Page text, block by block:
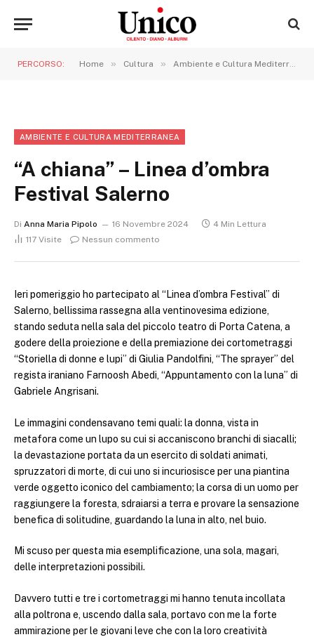
PERCORSO: Home » Cultura » Ambiente e Cultura Mediterranea
AMBIENTE E CULTURA MEDITERRANEA
“A chiana” – Linea d’ombra
Festival Salerno
Di Anna Maria Pipolo 16 Novembre 2024
4 Min Lettura
117 Visite Nessun commento
Ieri pomeriggio ho partecipato al “Linea d’ombra Festival” di
Salerno, bellissima rassegna alla ventinovesima edizione,
stando seduta nella sala del piccolo teatro di Porta Catena, a
godere della proiezione e della premiazione dei cortometraggi
“Storiella di donne e lupi” di Giulia Pandolfini, “The sprayer” del
regista iraniano Farnoosh Abedi, “Appuntamento con la luna” di
Gabriele Angrisani.
Le immagini condensavano temi quali: la donna, vista in
metafora come un lupo su cui si accaniscono branchi di siacalli;
la devastazione portata da un esercito di soldati animati,
spruzzatori di morte, di cui uno si incuriosisce per una piantina
verde oggetto iconico del cambiamento; la corsa di un uomo per
raggiungere la foresta, sdraiarsi a terra e provare la sensazione
benefica di solitudine, guardando la luna in alto, nel buio.
Mi scuso per questa mia esemplificazione, una sola, magari,
delle interpretazioni possibili.
Davvero tutti e tre i cortometraggi mi hanno tenuta incollata
alla poltrona e, uscendo dalla sala, portavo con me la forte
ammirazione per le giovani leve che con la loro creatività